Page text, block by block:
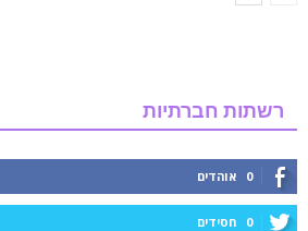
רשתות חברתיות
0 אוהדים
0 חסידים